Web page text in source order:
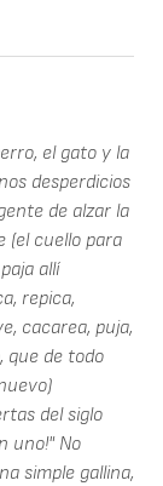
el gato y la
desperdicios
de alzar la
(el cuello para
allí
repica,
cacarea, puja,
que de todo
del siglo
uno!" No
simple gallina,